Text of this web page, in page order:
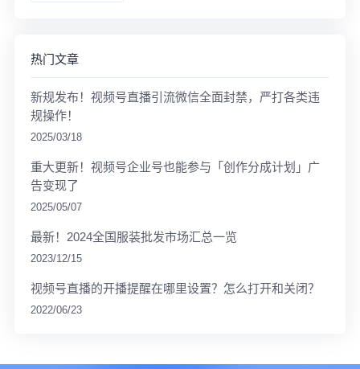
热门文章
新规发布！视频号直播引流微信全面封禁，严打各类违
规操作！
2025/03/18
重大更新！视频号企业号也能参与「创作分成计划」广
告变现了
2025/05/07
最新！2024全国服装批发市场汇总一览
2023/12/15
视频号直播的开播提醒在哪里设置？怎么打开和关闭？
2022/06/23